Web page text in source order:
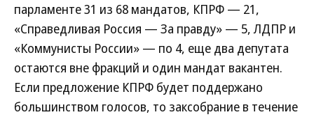
парламенте 31 из 68 мандатов, КПРФ — 21,
«Справедливая Россия — За правду» — 5, ЛДПР и
«Коммунисты России» — по 4, еще два депутата
остаются вне фракций и один мандат вакантен.
Если предложение КПРФ будет поддержано
большинством голосов, то заксобрание в течение